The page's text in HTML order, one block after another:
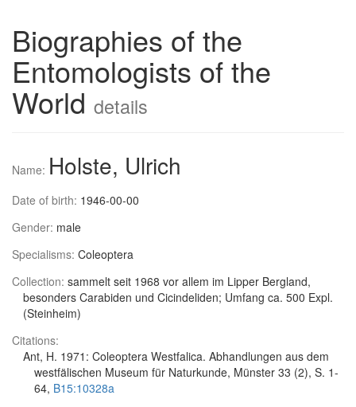
Biographies of the
Entomologists of the
World details
Name: Holste, Ulrich
Date of birth: 1946-00-00
Gender: male
Specialisms: Coleoptera
Collection: sammelt seit 1968 vor allem im Lipper Bergland,
besonders Carabiden und Cicindeliden; Umfang ca. 500 Expl.
(Steinheim)
Citations:
Ant, H. 1971: Coleoptera Westfalica. Abhandlungen aus dem
westfälischen Museum für Naturkunde, Münster 33 (2), S. 1-
64, B15:10328a